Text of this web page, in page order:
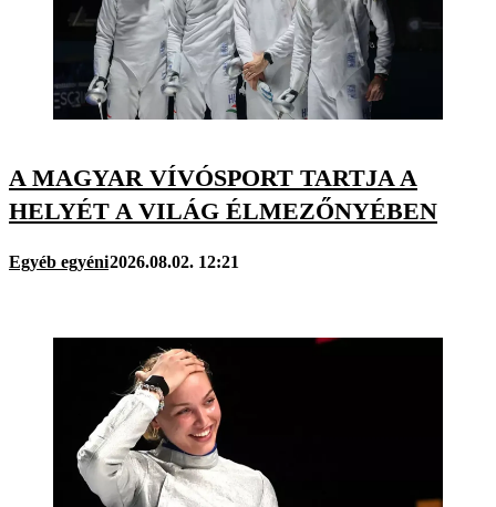
A MAGYAR VÍVÓSPORT TARTJA A
HELYÉT A VILÁG ÉLMEZŐNYÉBEN
Egyéb egyéni2026.08.02. 12:21